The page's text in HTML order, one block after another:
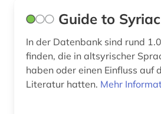
Guide to
In der Datenbank sind rund
finden, die in altsyrischer
haben oder einen Einfluss auf
Literatur hatten. Mehr